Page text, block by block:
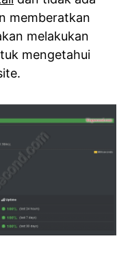
memberatkan
melakukan
mengetahui